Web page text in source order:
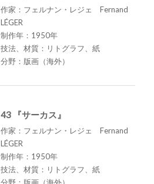
作家：フェルナン・レジェ Fernand
LÉGER
制作年：1950年
技法、材質：リトグラフ、紙
分野：版画（海外）
43 『サーカス』
作家：フェルナン・レジェ Fernand
LÉGER
制作年：1950年
技法、材質：リトグラフ、紙
分野：版画（海外）